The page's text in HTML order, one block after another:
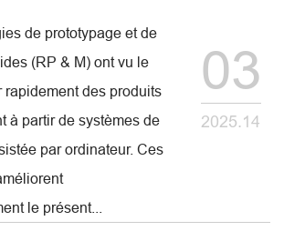
de prototypage et de
(RP & M) ont vu le
rapidement des produits
à partir de systèmes de
par ordinateur. Ces
le présent...
03
2025.14